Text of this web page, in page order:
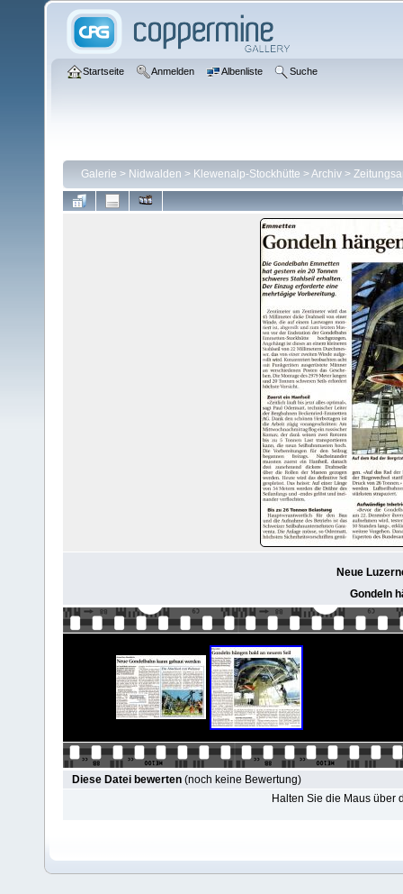
Startseite Anmelden Albenliste Suche
Galerie > Nidwalden > Klewenalp-Stockhütte >Archiv >
Neue
Gondeln
Diese Datei bewerten (noch keine Bewertung)
Halten Sie die Maus über